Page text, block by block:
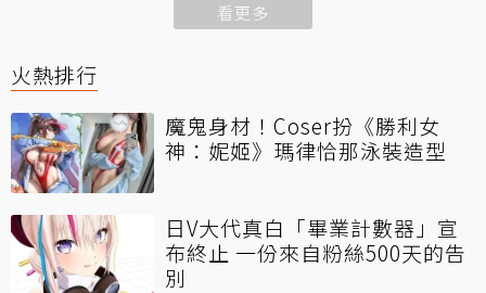
看更多
火熱排行
魔鬼身材！Coser扮《勝利女
神：妮姬》瑪律恰那泳裝造型
日V大代真白「畢業計數器」宣
布終止 一份來自粉絲500天的告
別